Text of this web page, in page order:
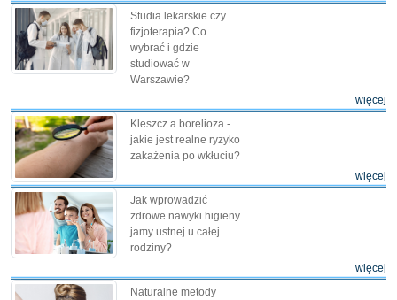
Studia lekarskie czy
fizjoterapia? Co
wybrać i gdzie
studiować w
Warszawie?
więcej
Kleszcz a borelioza -
jakie jest realne ryzyko
zakażenia po wkłuciu?
więcej
Jak wprowadzić
zdrowe nawyki higieny
jamy ustnej u całej
rodziny?
więcej
Naturalne metody